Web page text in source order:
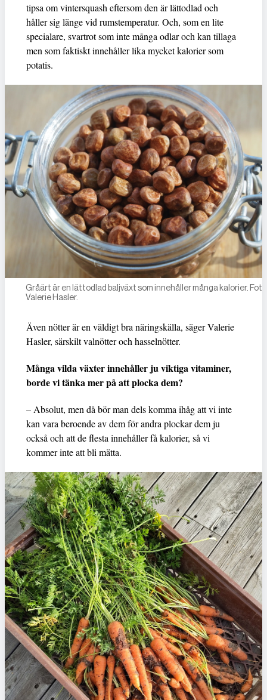
tipsa om vintersquash eftersom den är lättodlad och
håller sig länge vid rumstemperatur. Och, som en lite
specialare, svartrot som inte många odlar och kan tillaga
men som faktiskt innehåller lika mycket kalorier som
potatis.
Gråärt är en lättodlad baljväxt som innehåller många kalorier.
Valerie Hasler.
Även nötter är en väldigt bra näringskälla, säger Valerie
Hasler, särskilt valnötter och hasselnötter.
Många vilda växter innehåller ju viktiga vitaminer,
borde vi tänka mer på att plocka dem?
– Absolut, men då bör man dels komma ihåg att vi inte
kan vara beroende av dem för andra plockar dem ju
också och att de flesta innehåller få kalorier, så vi
kommer inte att bli mätta.